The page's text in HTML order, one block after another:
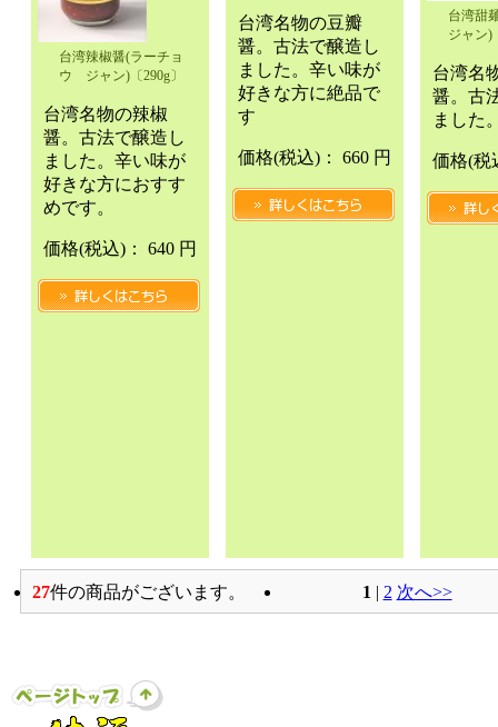
台湾辣椒醤(ラーチョ
ウ ジャン)〔290g〕
台湾名物の辣椒
醤。古法で醸造し
ました。辛い味が
好きな方におすす
めです。
価格(税込) ： 640 円
台湾名物の豆瓣
醤。古法で醸造し
ました。辛い味が
好きな方に絶品で
す
価格(税込) ： 660 円
台湾甜
ジャン)
台湾名
醤。古
ました
価格(税
27件の商品がございます。 1 | 2 次へ>>